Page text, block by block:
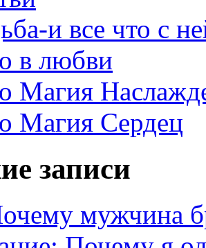
и все что с
в любви
Магия
Магия Сердец
записи
мужчина